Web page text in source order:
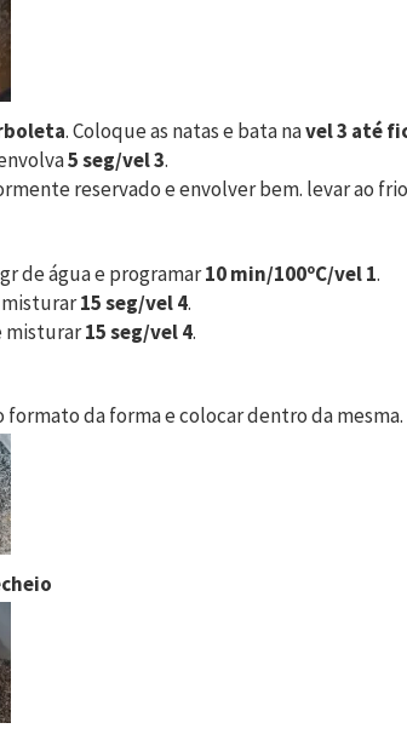
. Coloque as natas e bata navel 3 até
5 seg/vel 3.
reservado e envolver bem. levar ao
de água e programar10 min/100ºC/vel 1.
15 seg/vel 4.
misturar15 seg/vel 4.
formato da forma e colocar dentro da mesma.